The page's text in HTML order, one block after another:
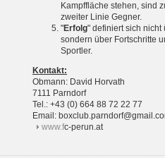
Kampffläche stehen, sind
zweiter Linie Gegner.
"Erfolg" definiert sich nicht
sondern über Fortschritte
Sportler.
Kontakt:
Obmann: David Horvath
7111 Parndorf
Tel.: +43 (0) 664 88 72 22 77
Email:
www.fc-perun.at